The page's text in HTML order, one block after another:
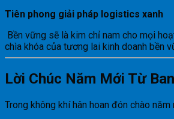
Tiên phong giải pháp logistics xanh
Bền vững sẽ là kim chỉ nam cho mọi
chìa khóa của tương lai kinh doanh bền
Lời Chúc Năm Mới Từ
Trong không khí hân hoan đón chào